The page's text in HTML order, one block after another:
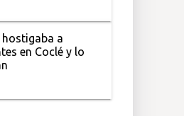
hostigaba a
en Coclé y lo